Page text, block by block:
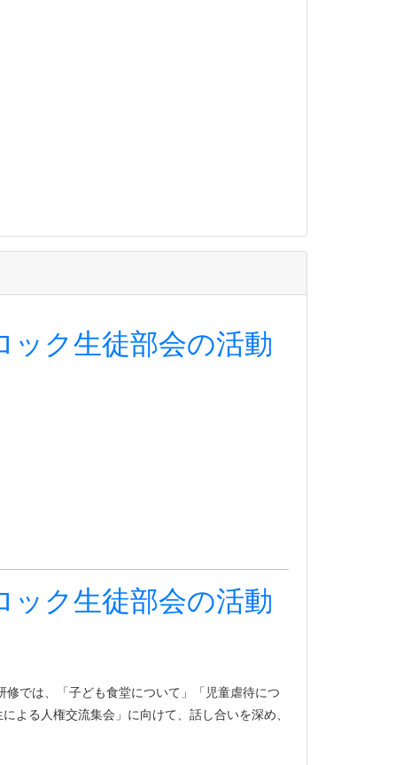
ック生徒部会の活動
ック生徒部会の活動
では、「子ども食堂について」「児童虐待につ
よる人権交流集会」に向けて、話し合いを深め、